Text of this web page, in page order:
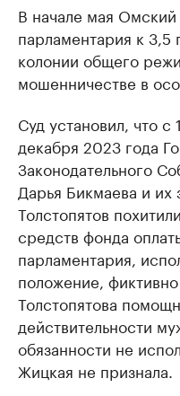
В начале мая Омский
парламентария к
колонии общего
мошенничестве в
Суд установил, что с
декабря 2023 года
Законодательного
Дарья Бикмаева и их
Толстопятов
средств фонда
парламентария,
положение,
Толстопятова
действительности
обязанности не
Жицкая не признала.